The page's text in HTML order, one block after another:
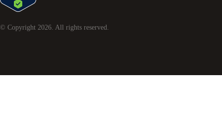
© Copyright 2026 . All rights reserved.